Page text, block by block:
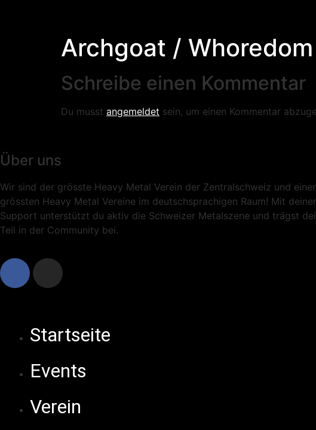
Archgoat /
Schreibe einen Kommentar
Du musst angemeldet sein, um einen Kommentar
Über uns
Wir sind der grösste Heavy Metal Verein der Zentralschweiz und
grössten Heavy Metal Vereine im deutschsprachigen Raum! Mit
Support unterstützt du aktiv die Schweizer Metalszene und trägst
Teil in der Community bei.
Startseite
Events
Verein